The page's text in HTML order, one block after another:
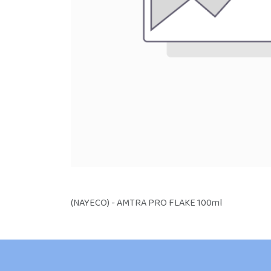
(NAYECO) - AMTRA PRO FLAKE 100ml